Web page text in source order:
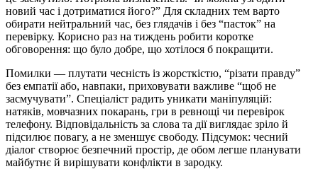
новий час і дотриматися його?” Для складних тем варто
обирати нейтральний час, без глядачів і без “пасток” на
перевірку. Корисно раз на тиждень робити коротке
обговорення: що було добре, що хотілося б покращити.
Помилки — плутати чесність із жорсткістю, “різати правду”
без емпатії або, навпаки, приховувати важливе “щоб не
засмучувати”. Спеціаліст радить уникати маніпуляцій:
натяків, мовчазних покарань, гри в ревнощі чи перевірок
телефону. Відповідальність за слова та дії виглядає зріло й
підсилює повагу, а не зменшує свободу. Підсумок: чесний
діалог створює безпечний простір, де обом легше планувати
майбутнє й вирішувати конфлікти в зародку.